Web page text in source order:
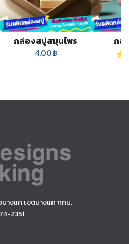
กล่องสบู่สมุนไพร
4.00฿
กล่
บางแค เขตบางแค กทม.
2351